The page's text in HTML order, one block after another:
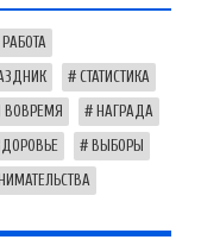
РАБОТА
СТАТИСТИКА
ВОВРЕМЯ НАГРАДА
ВЫБОРЫ